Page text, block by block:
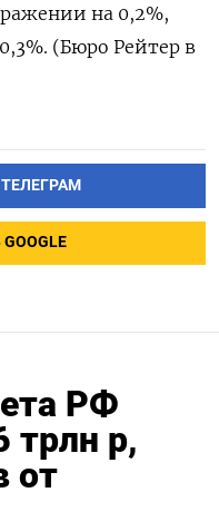
на 0,2%,
(Бюро Рейтер ‌в
РФ
трлн р,
от